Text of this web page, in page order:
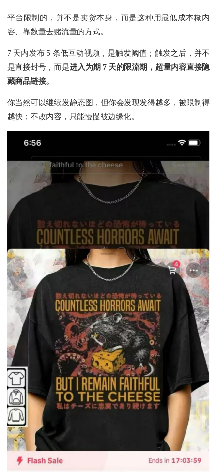
平台限制的，并不是卖货本身，而是这种用最低成本糊内
容、靠数量去赌流量的方式。
7 天内发布 5 条低互动视频，是触发阈值；触发之后，并不
是直接封号，而是进入为期 7 天的限流期，超量内容直接隐
藏商品链接。
你当然可以继续发静态图，但你会发现发得越多，被限制得
越快；不改内容，只能慢慢被边缘化。